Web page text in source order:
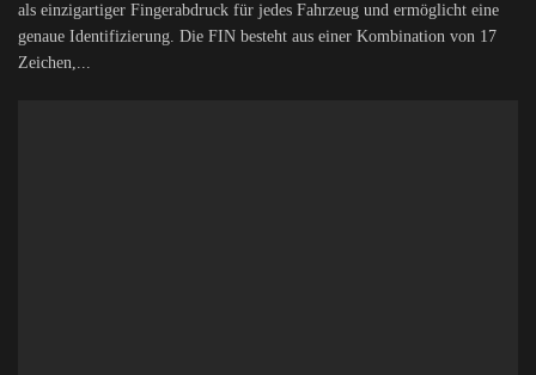
als einzigartiger Fingerabdruck für jedes Fahrzeug und ermöglicht eine
genaue Identifizierung. Die FIN besteht aus einer Kombination von 17
Zeichen,...